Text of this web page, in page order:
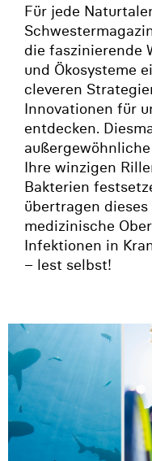
Für jede
die faszinierende
und Ökosysteme
cleveren
Innovationen für
entdecken.
Ihre winzigen
Bakterien
übertragen
medizinische
Infektionen in
– lest selbst!